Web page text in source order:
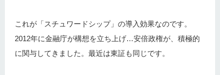
これが「スチュワードシップ」の導入効果なのです。
2012年に金融庁が構想を立ち上げ…安倍政権が、積極的
に関与してきました。最近は東証も同じです。